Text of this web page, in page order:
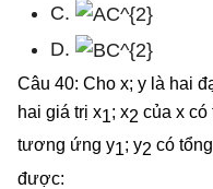
C.
D.
Câu 40: Cho x; y là hai
hai giá trị x1; x2 của x có
tương ứng y1; y2 có
được: